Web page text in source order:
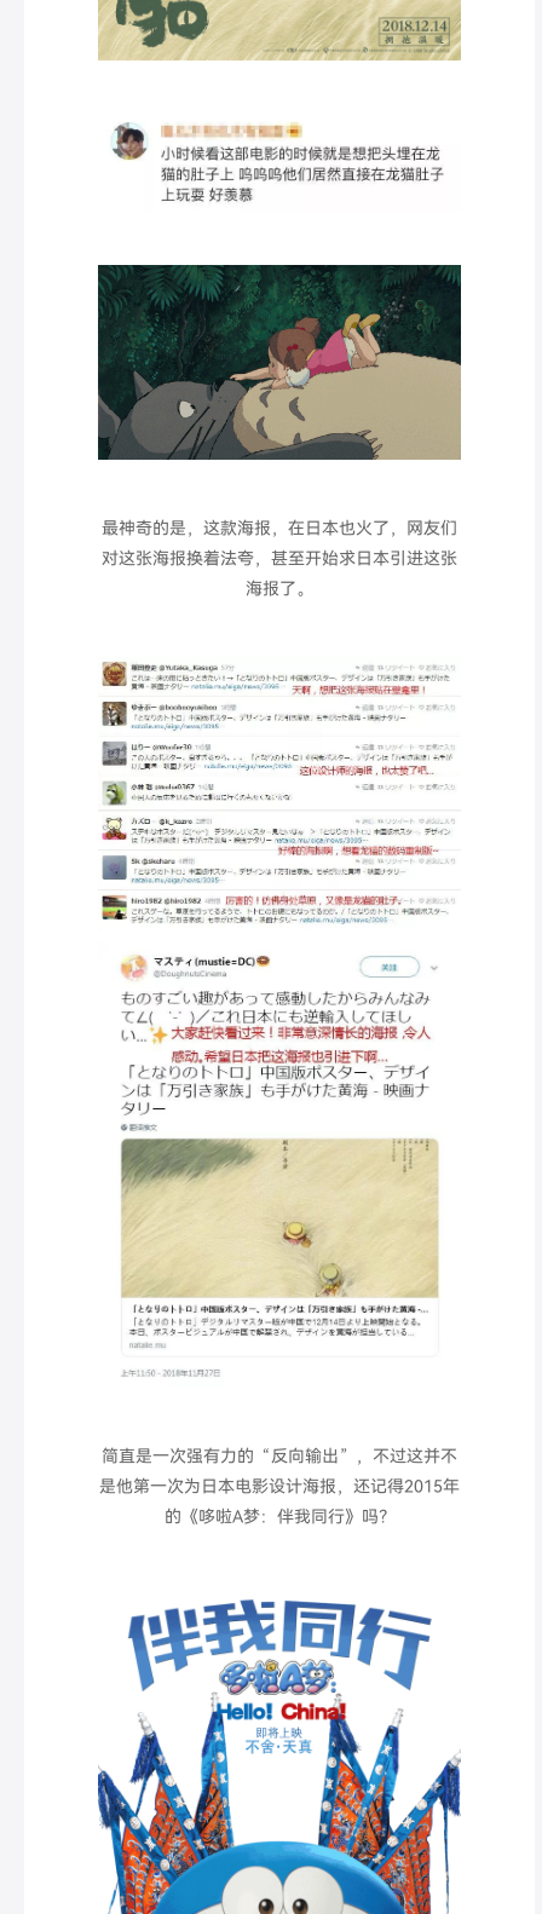
最神奇的是，这款海报，在日本也火了，网友们
对这张海报换着法夸， 甚至开始求日本引进这张
海报了。
简直是一次强有力的“反向输出”，不过这并不
是他第一次为日本电影设计海报，还记得2015年
的 《哆啦A梦：伴我同行》 吗？